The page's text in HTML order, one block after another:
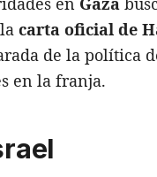
carta oficial de
de la política
en la franja.